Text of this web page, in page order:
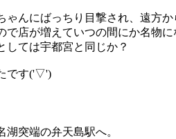
んにばっちり目撃され、遠方か
店が増えていつの間にか名物に
しては宇都宮と同じか？
です('▽')
突端の弁天島駅へ。